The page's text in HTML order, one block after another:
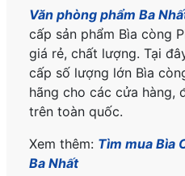
Văn phòng phẩm Ba
cấp sản phẩm Bìa còng
giá rẻ, chất lượng. Tại
cấp số lượng lớn Bìa
hãng cho các cửa hàng,
trên toàn quốc.
Xem thêm: Tìm mua Bìa
Ba Nhất